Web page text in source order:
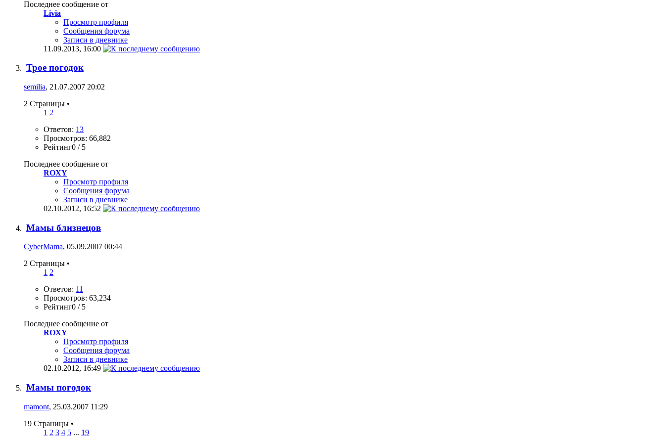
Последнее сообщение от
Livia
Просмотр профиля
Сообщения форума
Записи в дневнике
11.09.2013, 16:00
Трое погодок
semilia, 21.07.2007 20:02
2 Страницы •
1 2
Ответов: 13
Просмотров: 66,882
Рейтинг0 / 5
Последнее сообщение от
ROXY
Просмотр профиля
Сообщения форума
Записи в дневнике
02.10.2012, 16:52
Мамы близнецов
CyberMama, 05.09.2007 00:44
2 Страницы •
1 2
Ответов: 11
Просмотров: 63,234
Рейтинг0 / 5
Последнее сообщение от
ROXY
Просмотр профиля
Сообщения форума
Записи в дневнике
02.10.2012, 16:49
Мамы погодок
mamont, 25.03.2007 11:29
19 Страницы •
1 2 3 4 5 ... 19